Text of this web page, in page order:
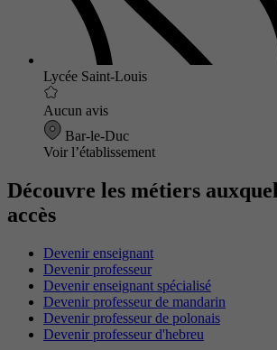
Lycée Saint-Louis
Aucun avis
Bar-le-Duc
Voir l’établissement
Découvre les métiers
accès
Devenir enseignant
Devenir professeur
Devenir enseignant spécialisé
Devenir professeur de mandarin
Devenir professeur de polonais
Devenir professeur d'hebreu